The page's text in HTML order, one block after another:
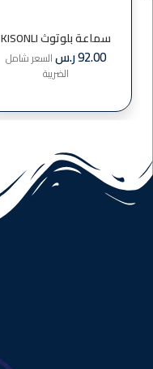
سماعة بلوتوث KISONLI
M4 92.00ر.سالسعر شامل
الضريبة